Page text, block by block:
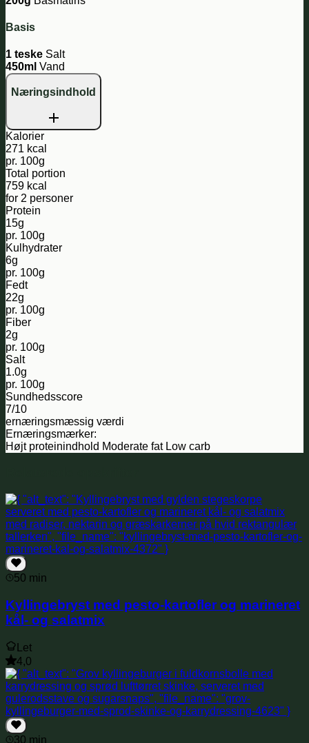
Basis
1 teske Salt
450ml Vand
Næringsindhold
Kalorier
271 kcal
pr. 100g
Total portion
759 kcal
for 2 personer
Protein
15g
pr. 100g
Kulhydrater
6g
pr. 100g
Fedt
22g
pr. 100g
Fiber
2g
pr. 100g
Salt
1.0g
pr. 100g
Sundhedsscore
7/10
ernæringsmæssig værdi
Ernæringsmærker:
Højt proteinindhold Moderate fat Low carb
50 min
Kyllingebryst med pesto-kartofler og marineret
kål- og salatmix
Let
4,0
30 min